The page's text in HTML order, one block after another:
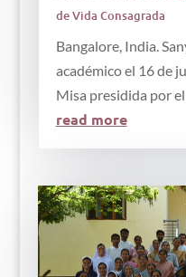
de Vida Consagrada
Bangalore, India.
académico el 16 de
Misa presidida por el
read more